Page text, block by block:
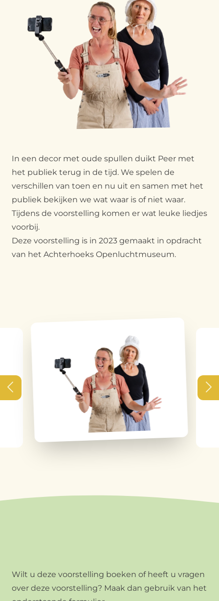
In een decor met oude spullen duikt Peer met
het publiek terug in de tijd. We spelen de
verschillen van toen en nu uit en samen met het
publiek bekijken we wat waar is of niet waar.
Tijdens de voorstelling komen er wat leuke liedjes
voorbij.
Deze voorstelling is in 2023 gemaakt in opdracht
van het Achterhoeks Openluchtmuseum.
Wilt u deze voorstelling boeken of heeft u vragen
over deze voorstelling? Maak dan gebruik van het